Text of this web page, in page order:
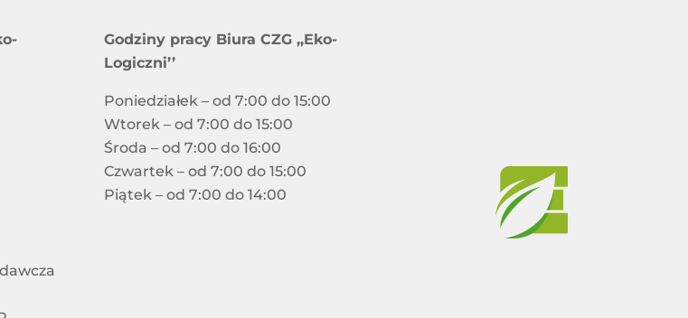
Godziny pracy Biura CZG ,,Eko-
Logiczni’’
Poniedziałek – od 7:00 do 15:00
Wtorek – od 7:00 do 15:00
Środa – od 7:00 do 16:00
Czwartek – od 7:00 do 15:00
Piątek – od 7:00 do 14:00